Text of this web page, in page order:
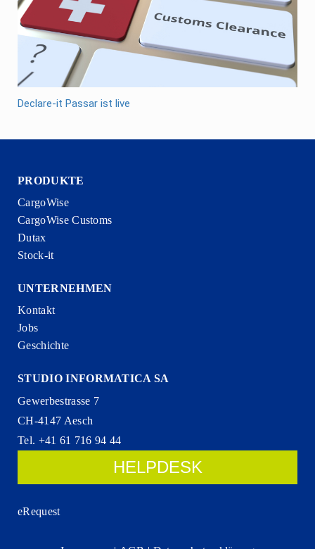
Declare-it Passar ist live
PRODUKTE
CargoWise
CargoWise Customs
Dutax
Stock-it
UNTERNEHMEN
Kontakt
Jobs
Geschichte
STUDIO INFORMATICA SA
Gewerbestrasse 7
CH-4147 Aesch
Tel. +41 61 716 94 44
HELPDESK
eRequest